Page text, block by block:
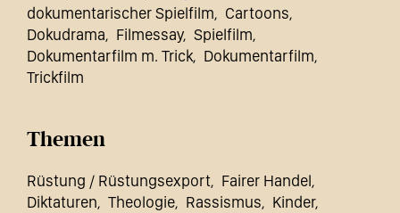
dokumentarischer Spielfilm
Cartoons
Dokudrama
Filmessay Spielfilm
Dokumentarfilm m. Trick
Dokumentarfilm
Trickfilm
Themen
Rüstung / Rüstungsexport
Fairer Handel
Diktaturen
Theologie Rassismus Kinder